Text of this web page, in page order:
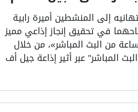
إلى المنشطين أميرة رابية
في تحقيق إنجاز إذاعي مميز
مسبوق، بعنوان «75 ساعة من البث المباشر»، من خلال
من البث المباشر" عبر أثير إذاعة جيل أف